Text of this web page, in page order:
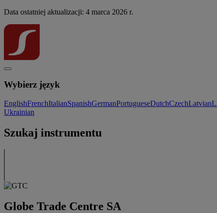
Data ostatniej aktualizacji: 4 marca 2026 r.
Wybierz język
EnglishFrenchItalianSpanishGermanPortugueseDutchCzechLatvian
Ukrainian
Szukaj instrumentu
Globe Trade Centre SA